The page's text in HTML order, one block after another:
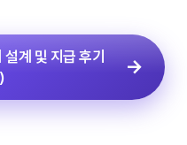
계 및 지급 후기